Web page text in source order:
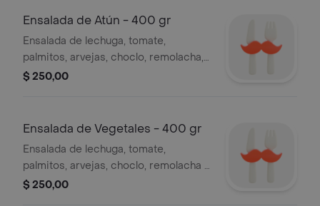
Ensalada de Atún - 400 gr
Ensalada de lechuga, tomate,
palmitos, arvejas, choclo, remolacha,
huevo duro y atún
$ 250,00
Ensalada de Vegetales - 400 gr
Ensalada de lechuga, tomate,
palmitos, arvejas, choclo, remolacha y
huevo duro
$ 250,00